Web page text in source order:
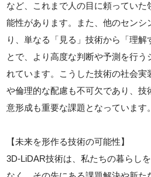
など、これまで人の目に頼ってい
能性があります。また、他のセンシ
り、単なる「見る」技術から「理解
とで、より高度な判断や予測を行う
れています。こうした技術の社会
や倫理的な配慮も不可欠であり、技
意形成も重要な課題となっています。
【未来を形作る技術の可能性】
3D-LiDAR技術は、私たちの暮らし